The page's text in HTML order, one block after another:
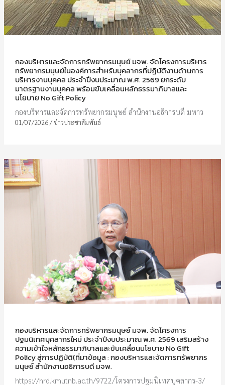
กองบริหารและจัดการทรัพยากรมนุษย์ มจพ. จัดโครงการบริหาร
ทรัพยากรมนุษย์ในองค์การสำหรับบุคลากรที่ปฏิบัติงานด้านการ
บริหารงานบุคคล ประจำปีงบประมาณ พ.ศ. 2569 ยกระดับ
มาตรฐานงานบุคคล พร้อมขับเคลื่อนหลักธรรมาภิบาลและ
นโยบาย No Gift Policy
กองบริหารและจัดการทรัพยากรมนุษย์ สำนักงานอธิการบดี มหาว
01/07/2026/ข่าวประชาสัมพันธ์
กองบริหารและจัดการทรัพยากรมนุษย์ มจพ. จัดโครงการ
ปฐมนิเทศบุคลากรใหม่ ประจำปีงบประมาณ พ.ศ. 2569 เสริมสร้าง
ความเข้าใจหลักธรรมาภิบาลและขับเคลื่อนนโยบาย No Gift
Policy สู่การปฏิบัติ(ที่มาข้อมูล : กองบริหารและจัดการทรัพยากร
มนุษย์ สำนักงานอธิการบดี มจพ.
https://hrd.kmutnb.ac.th/9722/โครงการปฐมนิเทศบุคลากร-3/